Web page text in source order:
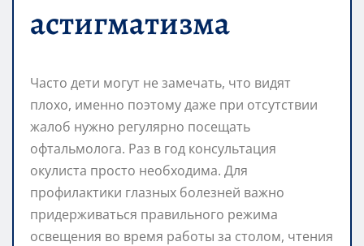
астигматизма
Часто дети могут не замечать, что видят
плохо, именно поэтому даже при отсутствии
жалоб нужно регулярно посещать
офтальмолога. Раз в год консультация
окулиста просто необходима. Для
профилактики глазных болезней важно
придерживаться правильного режима
освещения во время работы за столом, чтения